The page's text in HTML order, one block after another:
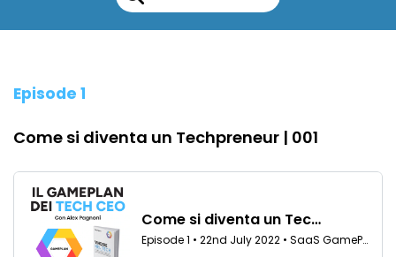
Episode 1
Come si diventa un Techpreneur | 001